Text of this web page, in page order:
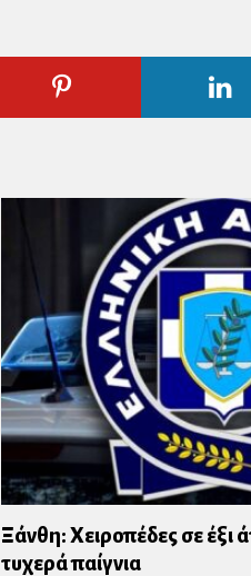
Pinterest
Ξάνθη: Χειροπέδες σε έξι
τυχερά παίγνια